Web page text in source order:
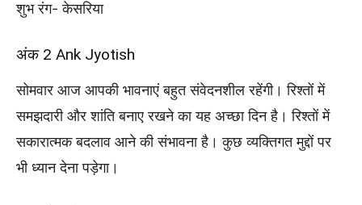
शुभ रंग- केसरिया
अंक 2 Ank Jyotish
सोमवार आज आपकी भावनाएं बहुत संवेदनशील रहेंगी। रिश्तों में
समझदारी और शांति बनाए रखने का यह अच्छा दिन है। रिश्तों में
सकारात्मक बदलाव आने की संभावना है। कुछ व्यक्तिगत मुद्दों पर
भी ध्यान देना पड़ेगा।